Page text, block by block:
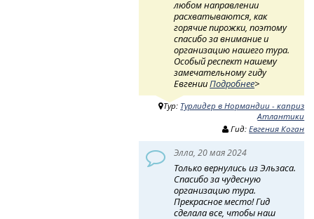
любом направлении
расхватываются, как
горячие пирожки, поэтому
спасибо за внимание и
организацию нашего тура.
Особый респект нашему
замечательному гиду
ЕвгенииПодробнее>
Тур: Турлидер в Нормандии - каприз
Атлантики
Гид:Евгения Коган
Элла, 20 мая 2024
Только вернулись из Эльзаса.
Спасибо за чудесную
организацию тура.
Прекрасное место! Гид
сделала все, чтобы наш